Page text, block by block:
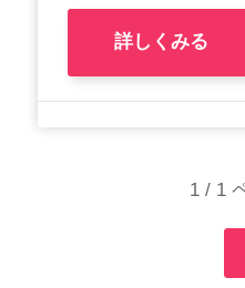
詳しくみる
1 / 1